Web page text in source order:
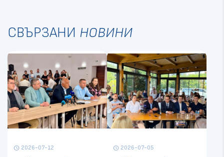
СВЪРЗАНИ НОВИНИ
schedule 2026-07-12 schedule 2026-07-05